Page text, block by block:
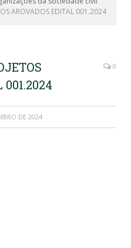
AROVADOS EDITAL 001.2024
001.2024
0
DE 2024